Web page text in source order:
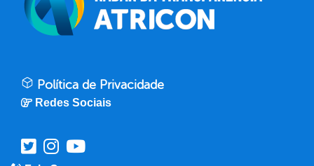
Política de Privacidade
Redes Sociais